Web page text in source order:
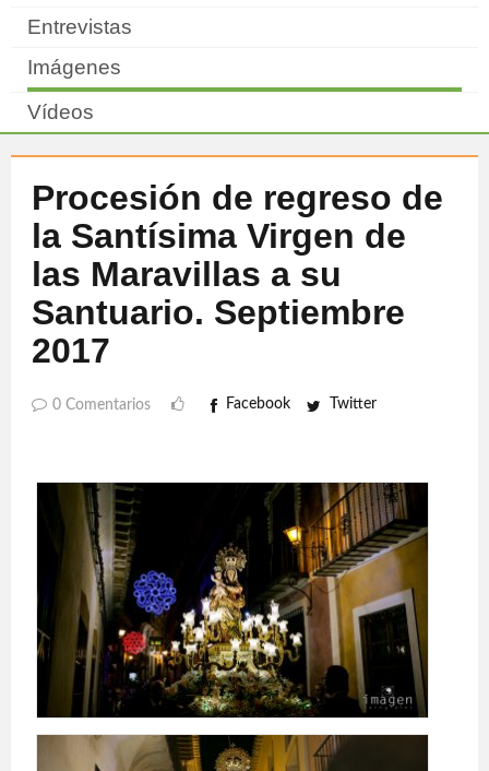
Entrevistas
Imágenes
Vídeos
Procesión de regreso de
la Santísima Virgen de
las Maravillas a su
Santuario. Septiembre
2017
0 Comentarios Facebook Twitter